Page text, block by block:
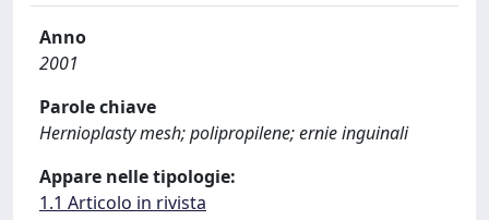
Anno
2001
Parole chiave
Hernioplasty mesh; polipropilene; ernie inguinali
Appare nelle tipologie:
1.1 Articolo in rivista